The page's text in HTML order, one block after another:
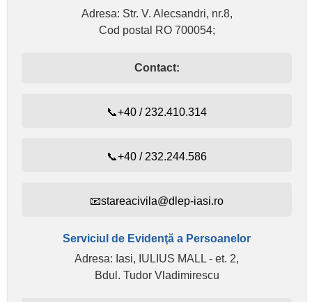
Adresa: Str. V. Alecsandri, nr.8,
Cod postal RO 700054;
Contact:
📞+40 / 232.410.314
📞+40 / 232.244.586
📧stareacivila@dlep-iasi.ro
Serviciul de Evidenţă a Persoanelor
Adresa: Iasi, IULIUS MALL - et. 2,
Bdul. Tudor Vladimirescu